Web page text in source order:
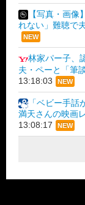
【写真・画
れない」難聴で
NEW
林家パー子、
夫・ペーと「筆
13:18:03
NEW
「ベビー手話
満天さんの映画
13:08:17
NEW